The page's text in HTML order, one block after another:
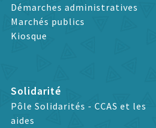
Démarches administratives
Marchés publics
Kiosque
Solidarité
Pôle Solidarités - CCAS et les
aides